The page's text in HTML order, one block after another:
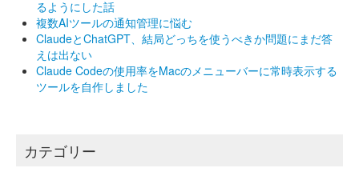
るようにした話
複数AIツールの通知管理に悩む
ClaudeとChatGPT、結局どっちを使うべきか問題にまだ答
えは出ない
Claude Codeの使用率をMacのメニューバーに常時表示する
ツールを自作しました
カテゴリー